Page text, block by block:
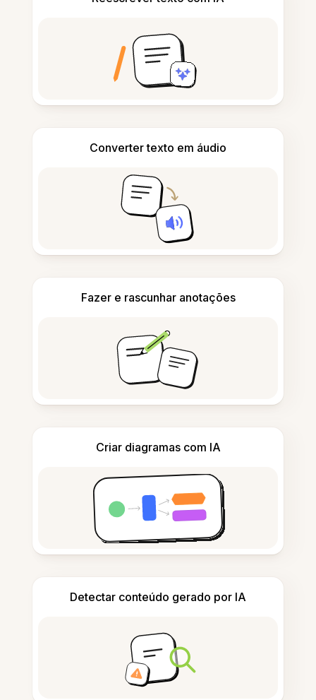
Converter texto em áudio
Fazer e rascunhar anotações
Criar diagramas com IA
Detectar conteúdo gerado por IA